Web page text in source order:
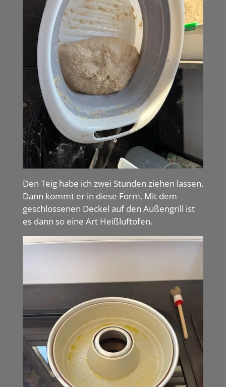
Den Teig habe ich zwei Stunden ziehen lassen.
Dann kommt er in diese Form. Mit dem
geschlossenen Deckel auf den Außengrill ist
es dann so eine Art Heißluftofen.